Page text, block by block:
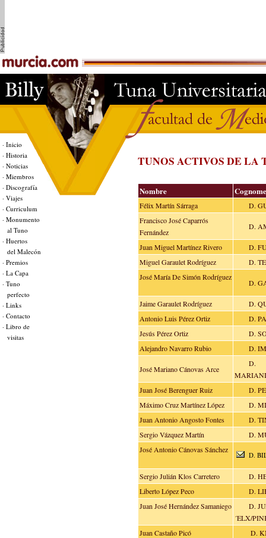
· Inicio
· Historia
· Noticias
· Miembros
· Discografía
· Viajes
· Curriculum
· Monumento
al Tuno
· Huertos
del Malecón
· Premios
· La Capa
· Tuno
perfecto
· Links
· Contacto
· Libro de
visitas
TUNOS ACTIVOS DE LA
Nombre
Félix Martín Sárraga
D.
Francisco José Caparrós
Fernández
D.
Juan Miguel Martínez Rivero
D.
Miguel Garaulet Rodríguez
D.
José María De Simón Rodríguez
D.
Jaime Garaulet Rodríguez
D.
Antonio Luis Pérez Ortiz
D.
Jesús Pérez Ortiz
D.
Alejandro Navarro Rubio
D.
José Mariano Cánovas Arce
D.
Juan José Berenguer Ruiz
D.
Máximo Cruz Martínez López
D.
Juan Antonio Angosto Fontes
D.
Sergio Vázquez Martín
D.
José Antonio Cánovas Sánchez
D.
Sergio Julián Klos Carretero
D.
Liberto López Peco
D.
Juan José Hernández Samaniego
D.
´ELX/
Juan Castaño Picó
D.